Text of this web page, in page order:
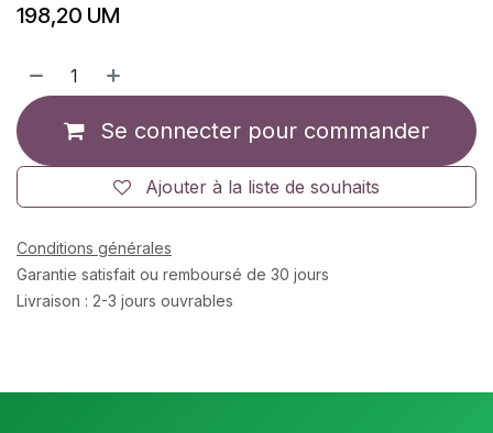
198,20 UM
Se connecter pour commander
Ajouter à la liste de souhaits
Conditions générales
Garantie satisfait ou remboursé de 30 jours
Livraison : 2-3 jours ouvrables